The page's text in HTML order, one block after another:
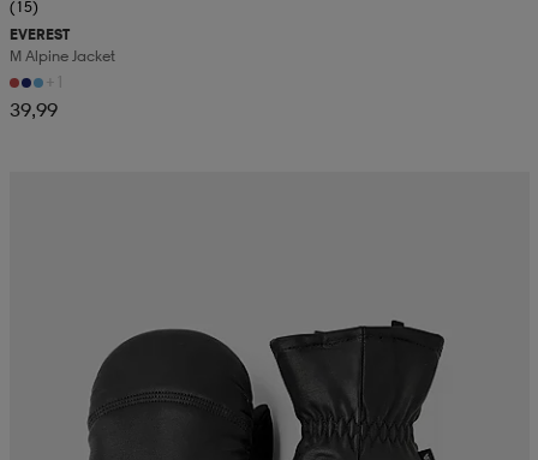
(15)
EVEREST
M Alpine Jacket
+1
39,99